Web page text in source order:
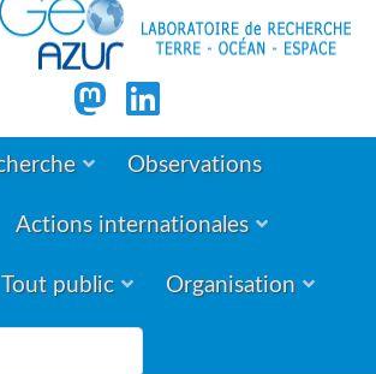
Observations
Actions internationales
Tout public Organisation